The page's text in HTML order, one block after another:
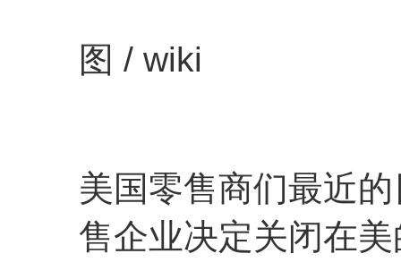
图 / wiki
美国零售商们最近
售企业决定关闭在